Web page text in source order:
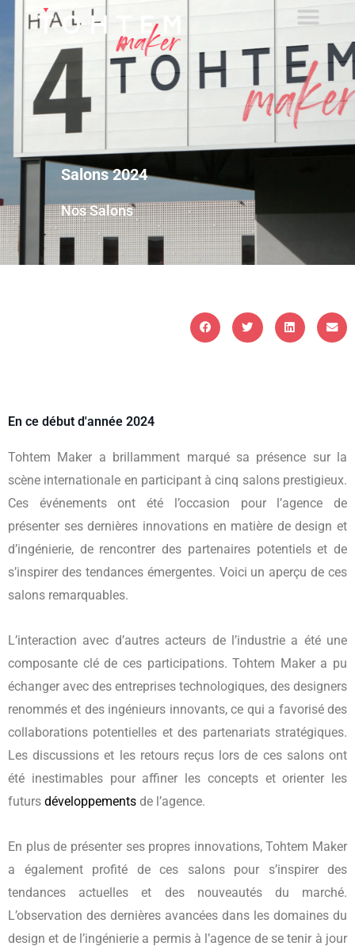
Salons 2024
Nos Salons
En ce début d'année 2024
Tohtem Maker a brillamment marqué sa présence sur la
scène internationale en participant à cinq salons prestigieux.
Ces événements ont été l’occasion pour l’agence de
présenter ses dernières innovations en matière de design et
d’ingénierie, de rencontrer des partenaires potentiels et de
s’inspirer des tendances émergentes. Voici un aperçu de ces
salons remarquables.
L’interaction avec d’autres acteurs de l’industrie a été une
composante clé de ces participations. Tohtem Maker a pu
échanger avec des entreprises technologiques, des designers
renommés et des ingénieurs innovants, ce qui a favorisé des
collaborations potentielles et des partenariats stratégiques.
Les discussions et les retours reçus lors de ces salons ont
été inestimables pour affiner les concepts et orienter les
futurs développements de l’agence.
En plus de présenter ses propres innovations, Tohtem Maker
a également profité de ces salons pour s’inspirer des
tendances actuelles et des nouveautés du marché.
L’observation des dernières avancées dans les domaines du
design et de l’ingénierie a permis à l’agence de se tenir à jour